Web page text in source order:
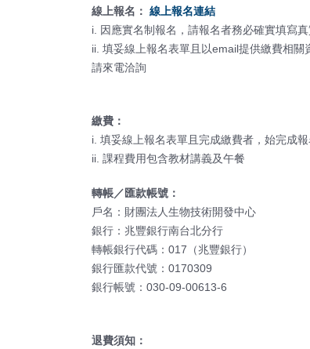
線上報名： 線上報名連結
i. 因應實名制報名，請報名者務必確實填寫
ii. 填妥線上報名表單且以email提供繳費相
請來電洽詢
繳費：
i. 填妥線上報名表單且完成繳費者，始完成
ii. 課程費用包含教材講義及午餐
轉帳／匯款帳號：
戶名：財團法人生物技術開發中心
銀行：兆豐銀行南台北分行
轉帳銀行代碼：017（兆豐銀行）
銀行匯款代號：0170309
銀行帳號：030-09-00613-6
退費須知：